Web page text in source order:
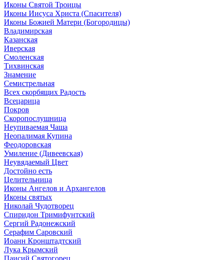
Иконы Святой Троицы
Иконы Иисуса Христа (Спасителя)
Иконы Божией Матери (Богородицы)
Владимирская
Казанская
Иверская
Смоленская
Тихвинская
Знамение
Семистрельная
Всех скорбящих Радость
Всецарица
Покров
Скоропослушница
Неупиваемая Чаша
Неопалимая Купина
Феодоровская
Умиление (Дивеевская)
Неувядаемый Цвет
Достойно есть
Целительница
Иконы Ангелов и Архангелов
Иконы святых
Николай Чудотворец
Спиридон Тримифунтский
Сергий Радонежский
Серафим Саровский
Иоанн Кронштадтский
Лука Крымский
Паисий Святогорец